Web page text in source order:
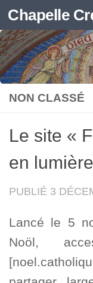
Skip to
Chapelle
NON CLASSÉ
Le site «
en lumière
PUBLIÉ 3
Lancé le 5
Noöl,